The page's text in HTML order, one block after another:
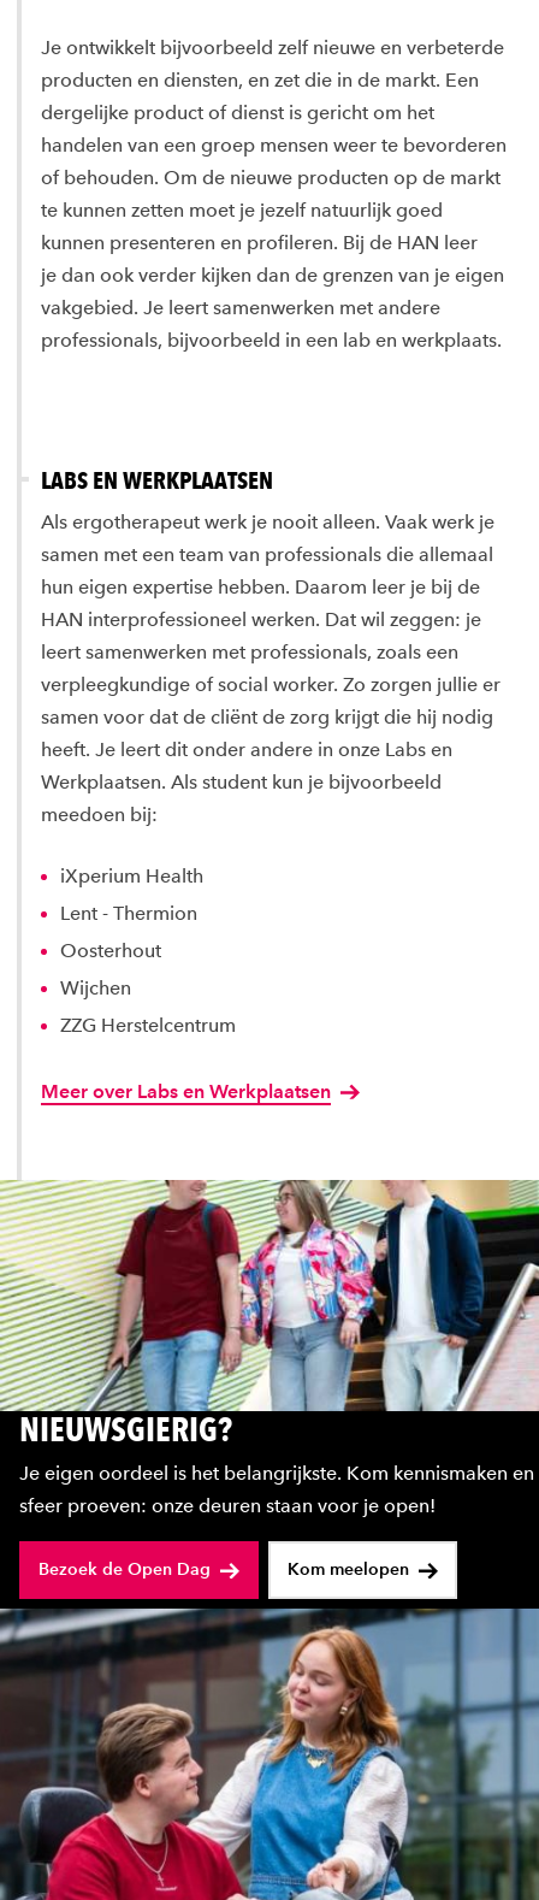
Je ontwikkelt bijvoorbeeld zelf nieuwe en verbeterde
producten en diensten, en zet die in de markt. Een
dergelijke product of dienst is gericht om het
handelen van een groep mensen weer te bevorderen
of behouden. Om de nieuwe producten op de markt
te kunnen zetten moet je jezelf natuurlijk goed
kunnen presenteren en profileren. Bij de HAN leer
je dan ook verder kijken dan de grenzen van je eigen
vakgebied. Je leert samenwerken met andere
professionals, bijvoorbeeld in een lab en werkplaats.
LABS EN WERKPLAATSEN
Als ergotherapeut werk je nooit alleen. Vaak werk je
samen met een team van professionals die allemaal
hun eigen expertise hebben. Daarom leer je bij de
HAN interprofessioneel werken. Dat wil zeggen: je
leert samenwerken met professionals, zoals een
verpleegkundige of social worker. Zo zorgen jullie er
samen voor dat de cliënt de zorg krijgt die hij nodig
heeft. Je leert dit onder andere in onze Labs en
Werkplaatsen. Als student kun je bijvoorbeeld
meedoen bij:
iXperium Health
Lent - Thermion
Oosterhout
Wijchen
ZZG Herstelcentrum
Meer over Labs en Werkplaatsen
NIEUWSGIERIG?
Je eigen oordeel is het belangrijkste. Kom kennismaken en
sfeer proeven: onze deuren staan voor je open!
Bezoek de Open Dag Kom meelopen